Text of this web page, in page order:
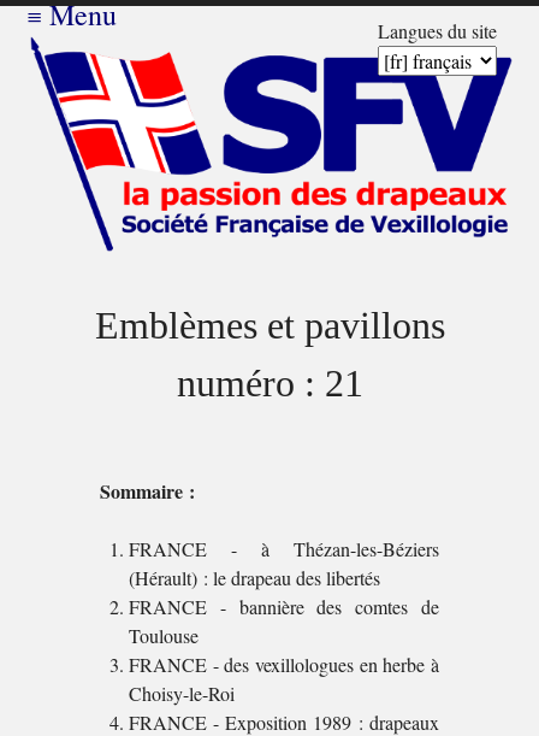
Langues du site
≡Menu
Emblèmes et pavillons
numéro : 21
Sommaire :
FRANCE - à Thézan-les-Béziers
(Hérault) : le drapeau des libertés
FRANCE - bannière des comtes de
Toulouse
FRANCE - des vexillologues en herbe à
Choisy-le-Roi
FRANCE - Exposition 1989 : drapeaux